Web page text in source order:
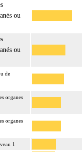
ou
ou
de
organes
organes
1